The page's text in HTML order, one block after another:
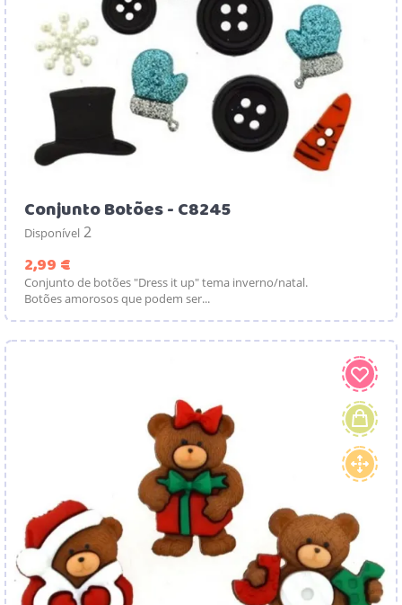
Conjunto Botões - C8245
Disponível 2
2,99 €
Conjunto de botões "Dress it up" tema inverno/natal.
Botões amorosos que podem ser...